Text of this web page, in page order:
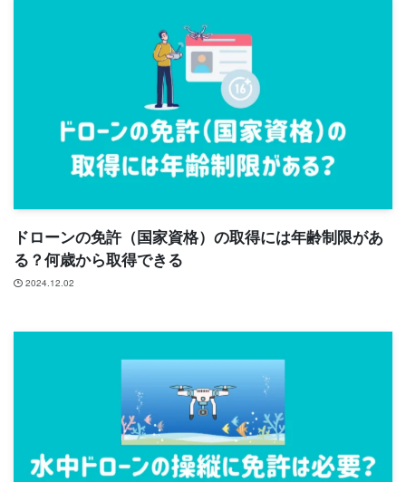
ドローンの免許（国家資格）の取得には年齢制限があ
る？何歳から取得できる
2024.12.02